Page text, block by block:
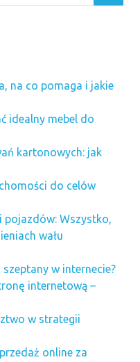
na co pomaga i jakie
idealny mebel do
kartonowych: jak
do celów
pojazdów: Wszystko,
wału
w internecie?
internetową –
w strategii
online za